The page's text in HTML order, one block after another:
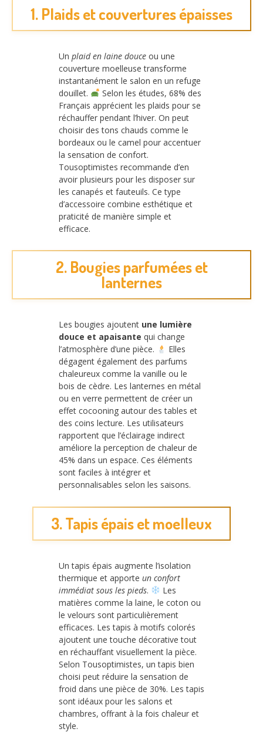
1. Plaids et couvertures épaisses
Un plaid en laine douce ou une
couverture moelleuse transforme
instantanément le salon en un refuge
douillet.
Selon les études, 68% des
Français apprécient les plaids pour se
réchauffer pendant l’hiver. On peut
choisir des tons chauds comme le
bordeaux ou le camel pour accentuer
la sensation de confort.
Tousoptimistes recommande d’en
avoir plusieurs pour les disposer sur
les canapés et fauteuils. Ce type
d’accessoire combine esthétique et
praticité de manière simple et
efficace.
2. Bougies parfumées et
lanternes
Les bougies ajoutent une lumière
douce et apaisante qui change
l’atmosphère d’une pièce.
Elles
dégagent également des parfums
chaleureux comme la vanille ou le
bois de cèdre. Les lanternes en métal
ou en verre permettent de créer un
effet cocooning autour des tables et
des coins lecture. Les utilisateurs
rapportent que l’éclairage indirect
améliore la perception de chaleur de
45% dans un espace. Ces éléments
sont faciles à intégrer et
personnalisables selon les saisons.
3. Tapis épais et moelleux
Un tapis épais augmente l’isolation
thermique et apporte un confort
immédiat sous les pieds.
Les
matières comme la laine, le coton ou
le velours sont particulièrement
efficaces. Les tapis à motifs colorés
ajoutent une touche décorative tout
en réchauffant visuellement la pièce.
Selon Tousoptimistes, un tapis bien
choisi peut réduire la sensation de
froid dans une pièce de 30%. Les tapis
sont idéaux pour les salons et
chambres, offrant à la fois chaleur et
style.